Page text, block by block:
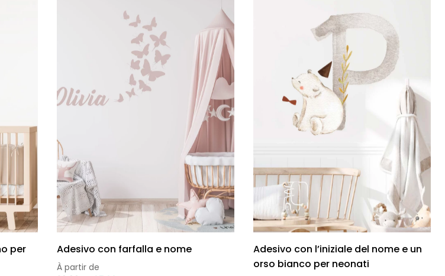
per
Adesivo con farfalla e nome
À partir de
Adesivo con l’iniziale del nome e un
orso bianco per neonati